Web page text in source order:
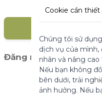
Đăng nhập với mạng
Cookie cần
thể hoạt động
giúp làm cho
dụng được
năng cơ bản.
Thông số sản
Chúng tôi sử
dịch vụ của mình,
nhân và nâng
Nếu bạn không
bên dưới, trải
ảnh hưởng. Nếu